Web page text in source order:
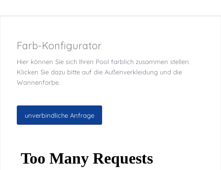
Farb-Konfigurator
Hier können Sie sich Ihren Pool farblich zusammen stellen.
Klicken Sie dazu bitte auf die Außenverkleidung und die
Wannenfarbe.
unverbindliche Anfrage